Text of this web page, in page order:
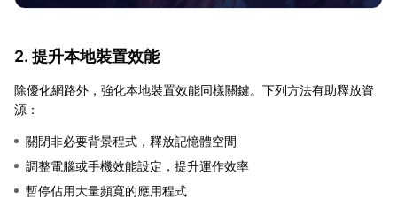
2. 提升本地裝置效能
除優化網路外，強化本地裝置效能同樣關鍵。下列方法有助釋放資
源：
關閉非必要背景程式，釋放記憶體空間
調整電腦或手機效能設定，提升運作效率
暫停佔用大量頻寬的應用程式